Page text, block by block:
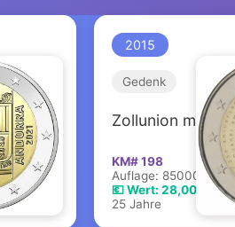
2015
Gedenk
Zollunion mit EU
KM# 198
Auflage: 85000
💶 Wert: 28,00 €
25 Jahre